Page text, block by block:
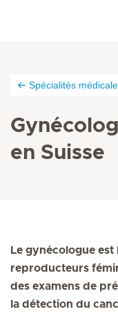
Spécialités
en Suisse
Le gynécologue
reproducteurs
des examens de
la détection du